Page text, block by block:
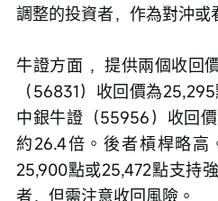
調整的投資者，作為對沖或
牛證方面 ，提供兩個收回
（56831）收回價為
中銀牛證（55956）收回
約26.4倍。後者槓桿略高
25,900點或25,472點支持
者，但需注意收回風險。